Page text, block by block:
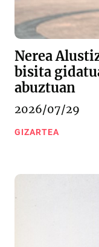
Nerea
bisita
abuztuan
2026/07/29
GIZARTEA